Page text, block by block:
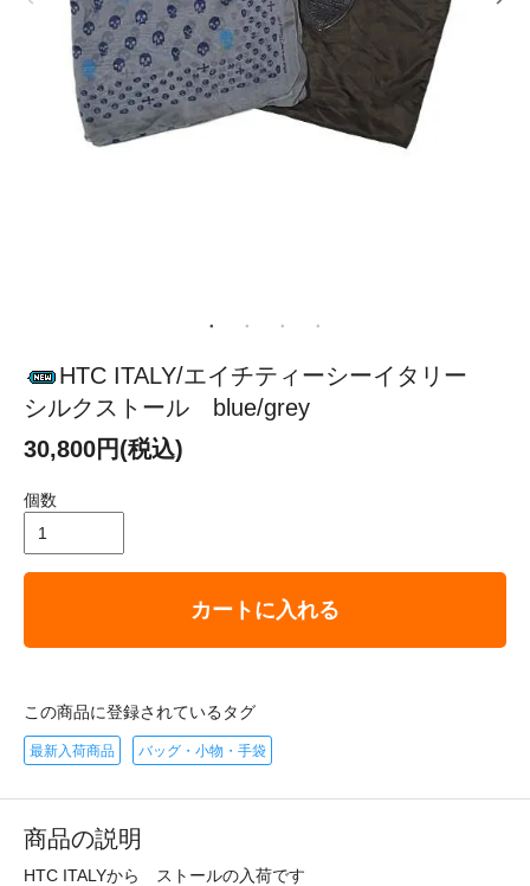
HTC ITALY/エイチティーシーイタリー
シルクストール blue/grey
30,800円(税込)
個数
カートに入れる
この商品に登録されているタグ
最新入荷商品 バッグ・小物・手袋
商品の説明
HTC ITALYから ストールの入荷です